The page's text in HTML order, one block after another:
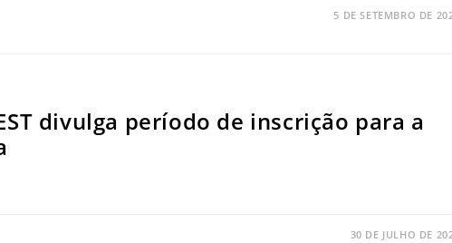
5 DE SETEMBRO DE
divulga período de inscrição para a
30 DE JULHO DE